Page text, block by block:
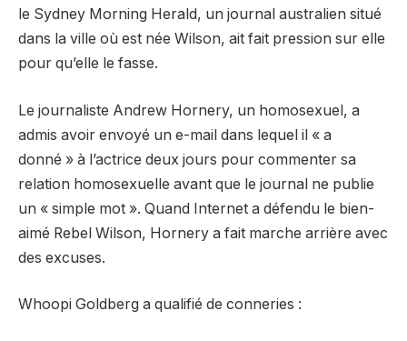
le Sydney Morning Herald, un journal australien situé
dans la ville où est née Wilson, ait fait pression sur elle
pour qu’elle le fasse.
Le journaliste Andrew Hornery, un homosexuel, a
admis avoir envoyé un e-mail dans lequel il « a
donné » à l’actrice deux jours pour commenter sa
relation homosexuelle avant que le journal ne publie
un « simple mot ». Quand Internet a défendu le bien-
aimé Rebel Wilson, Hornery a fait marche arrière avec
des excuses.
Whoopi Goldberg a qualifié de conneries :